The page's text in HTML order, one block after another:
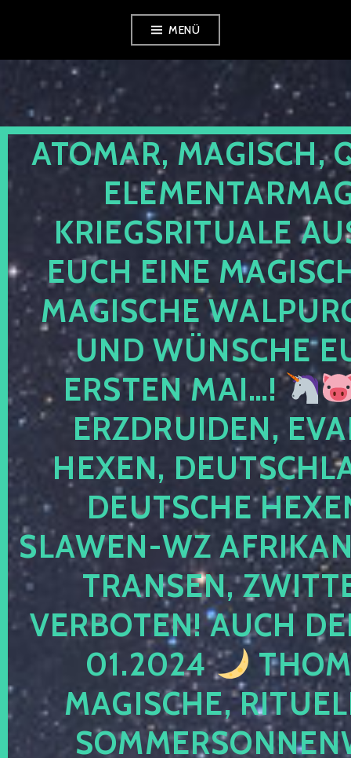
springen
MENÜ
ATOMAR, MAGISCH,
KRIEGSRITUALE
EUCH EINE
MAGISCHE
UND WÜNSCHE
ERSTEN MAI…!
ERZDRUIDEN,
HEXEN,
DEUTSCHE
SLAWEN-WZ
TRANSEN,
VERBOTEN! AUCH
01.2024
MAGISCHE,